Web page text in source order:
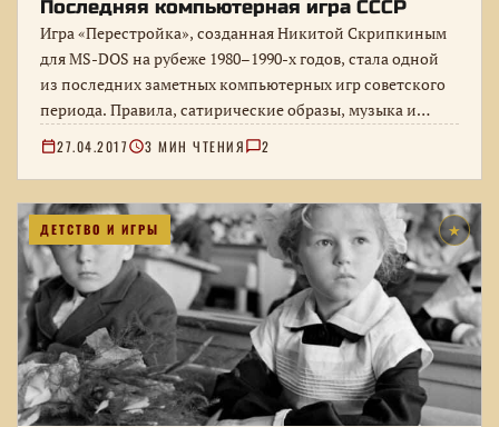
Последняя компьютерная игра СССР
Игра «Перестройка», созданная Никитой Скрипкиным
для MS-DOS на рубеже 1980–1990-х годов, стала одной
из последних заметных компьютерных игр советского
периода. Правила, сатирические образы, музыка и…
27.04.2017 3 МИН ЧТЕНИЯ 2
ДЕТСТВО И ИГРЫ ★